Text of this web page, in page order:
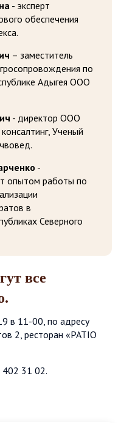
- эксперт
обеспечения
– заместитель
по
Адыгея ООО
- директор ООО
Ученый
-
опытом работы по
в
Северного
все
в 11-00, по адресу
2, ресторан «PATIO
402 31 02.